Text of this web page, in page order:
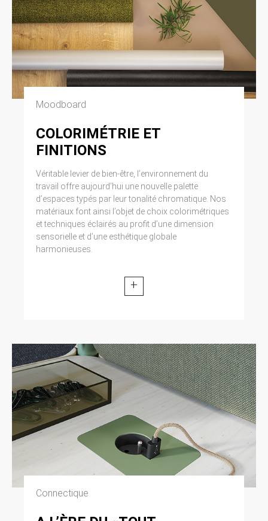
Moodboard
COLORIMÉTRIE ET
FINITIONS
Véritable levier de bien-être, l’environnement du
travail offre aujourd’hui une nouvelle palette
d’espaces typés par leur tonalité chromatique. Nos
matériaux font ainsi l’objet de choix colorimétriques
et techniques éclairés au profit d’une dimension
sensorielle et d’une esthétique globale
harmonieuses.
+
Connectique